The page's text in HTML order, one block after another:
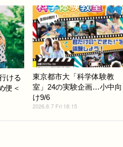
ける
便＜
東京都市大「科学体験教
室」24の実験企画…小中向
け9/6
2026.8.7 Fri 18:15